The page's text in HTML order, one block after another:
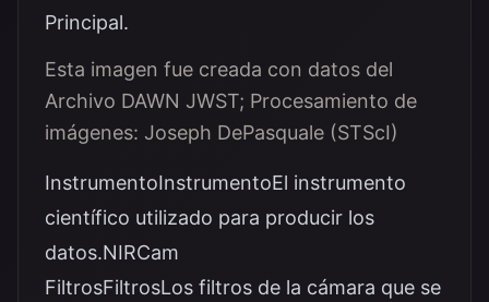
Principal.
Esta imagen fue creada con datos del
Archivo DAWN JWST; Procesamiento de
imágenes: Joseph DePasquale (STScI)
InstrumentoInstrumentoEl instrumento
científico utilizado para producir los
datos.NIRCam
FiltrosFiltrosLos filtros de la cámara que se